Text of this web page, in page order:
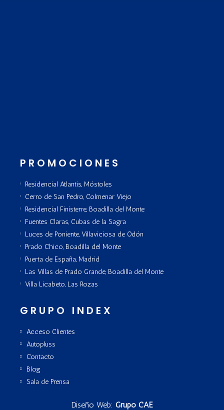
PROMOCIONES
Residencial Atlantis, Móstoles
Cerro de San Pedro, Colmenar Viejo
Residencial Finisterre, Boadilla del Monte
Fuentes Claras, Cubas de la Sagra
Luces de Poniente, Villaviciosa de Odón
Prado Chico, Boadilla del Monte
Puerta de España, Madrid
Las Villas de Prado Grande, Boadilla del Monte
Villa Licabeto, Las Rozas
GRUPO INDEX
Acceso Clientes
Autopluss
Contacto
Blog
Sala de Prensa
Diseño Web: Grupo CAE